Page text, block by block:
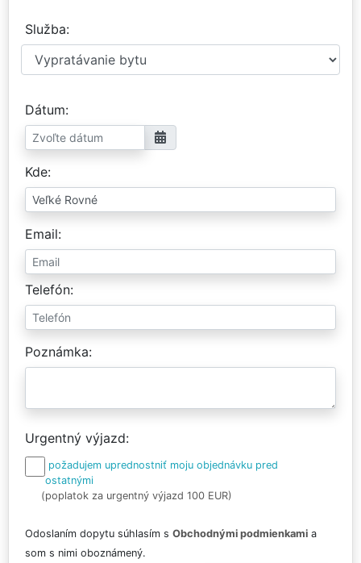
Služba
Dátum
Kde
Email
Telefón
Poznámka
Urgentný výjazd
požadujem uprednostniť moju objednávku pred
ostatnými
(poplatok za urgentný výjazd 100 EUR)
Odoslaním dopytu súhlasím s Obchodnými podmienkami a
som s nimi oboznámený.